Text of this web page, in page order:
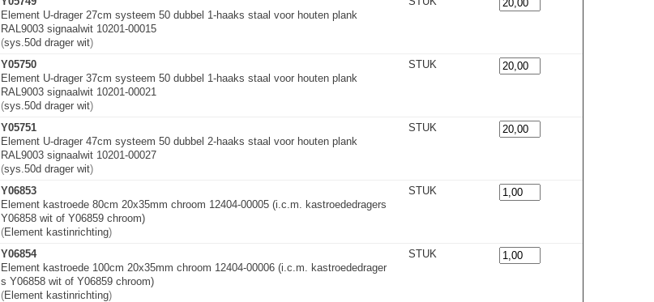
Element U-drager 27cm systeem 50 dubbel 1-haaks staal voor houten plank
RAL9003 signaalwit 10201-00015
(sys.50d drager wit)
Y05750
Element U-drager 37cm systeem 50 dubbel 1-haaks staal voor houten plank
RAL9003 signaalwit 10201-00021
(sys.50d drager wit)
STUK
Y05751
Element U-drager 47cm systeem 50 dubbel 2-haaks staal voor houten plank
RAL9003 signaalwit 10201-00027
(sys.50d drager wit)
STUK
Y06853
Element kastroede 80cm 20x35mm chroom 12404-00005 (i.c.m. kastroededragers
Y06858 wit of Y06859 chroom)
(Element kastinrichting)
STUK
Y06854
Element kastroede 100cm 20x35mm chroom 12404-00006 (i.c.m. kastroededrager
s Y06858 wit of Y06859 chroom)
(Element kastinrichting)
STUK